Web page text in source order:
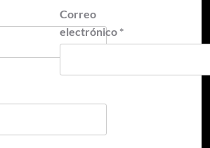
Correo
electrónico *